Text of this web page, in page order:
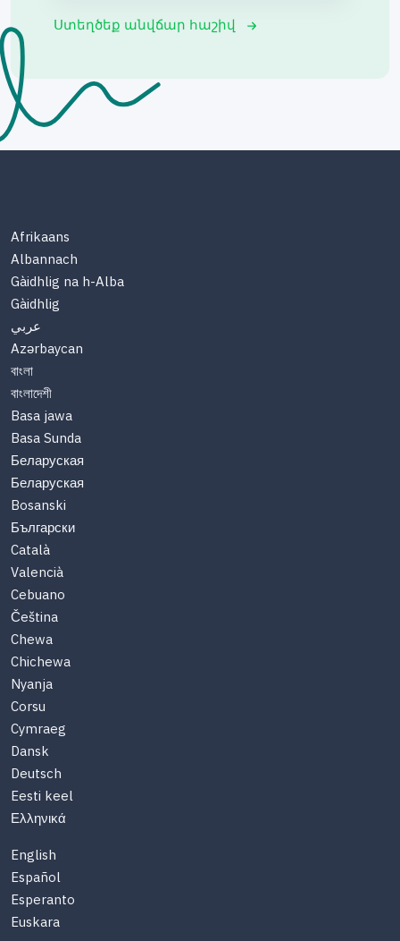
Ստեղծեք անվճար հաշիվ
Afrikaans
Albannach
Gàidhlig na h-Alba
Gàidhlig
عربي
Azərbaycan
বাংলা
বাংলাদেশী
Basa jawa
Basa Sunda
Беларуская
Беларуская
Bosanski
Български
Català
Valencià
Cebuano
Čeština
Chewa
Chichewa
Nyanja
Corsu
Cymraeg
Dansk
Deutsch
Eesti keel
Ελληνικά
English
Español
Esperanto
Euskara